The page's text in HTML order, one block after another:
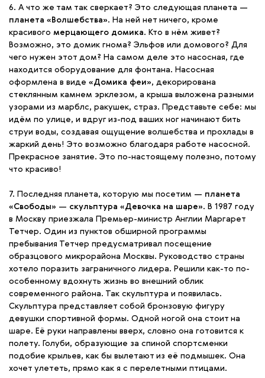
6. А что же там так сверкает? Это следующая планета —
планета «Волшебства». На ней нет ничего, кроме
красивого мерцающего домика. Кто в нём живет?
Возможно, это домик гнома? Эльфов или домового? Для
чего нужен этот дом? На самом деле это насосная, где
находится оборудование для фонтана. Насосная
оформлена в виде «Домика феи», декорирована
стеклянным камнем эрклезом, а крыша выложена разными
узорами из марблс, ракушек, страз. Представьте себе: мы
идём по улице, и вдруг из-под ваших ног начинают бить
струи воды, создавая ощущение волшебства и прохлады в
жаркий день! Это возможно благодаря работе насосной.
Прекрасное занятие. Это по-настоящему полезно, потому
что красиво!
7. Последняя планета, которую мы посетим — планета
«Свободы» — скульптура «Девочка на шаре». В 1987 году
в Москву приезжала Премьер-министр Англии Маргарет
Тетчер. Один из пунктов обширной программы
пребывания Тетчер предусматривал посещение
образцового микрорайона Москвы. Руководство страны
хотело поразить заграничного лидера. Решили как-то по-
особенному вдохнуть жизнь во внешний облик
современного района. Так скульптура и появилась.
Скульптура представляет собой бронзовую фигуру
девушки спортивной формы. Одной ногой она стоит на
шаре. Её руки направлены вверх, словно она готовится к
полету. Голуби, образующие за спиной спортсменки
подобие крыльев, как бы вылетают из её подмышек. Она
хочет улететь, прямо как я с перелетными птицами.